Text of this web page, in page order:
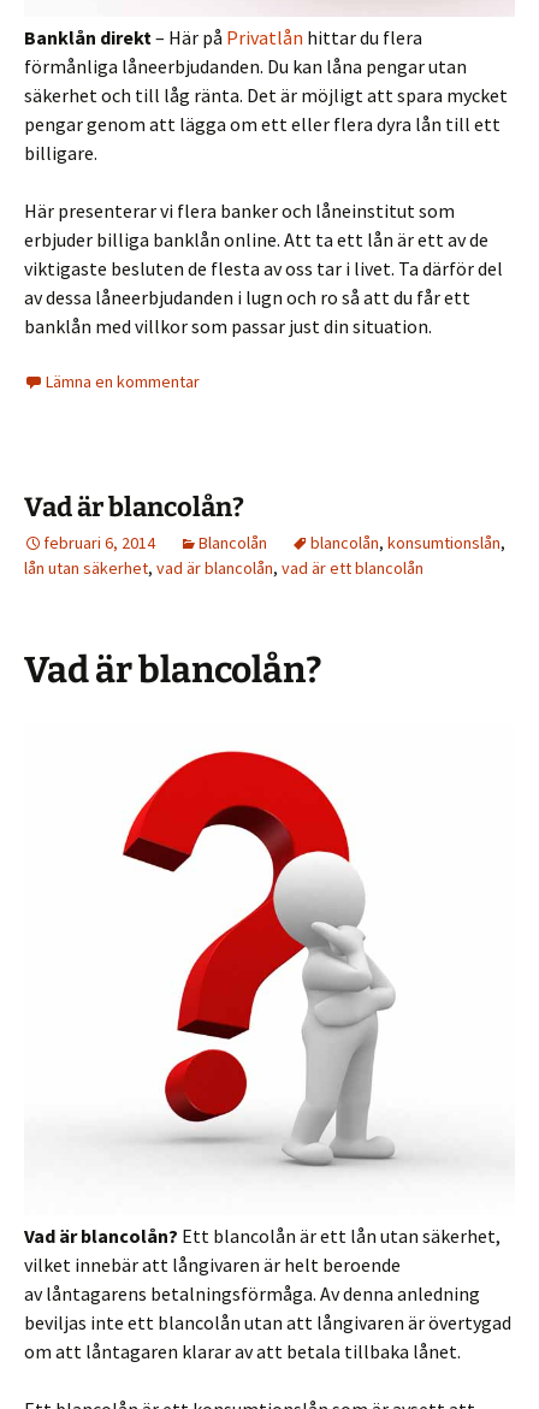
Banklån direkt– Här på Privatlån hittar du flera
förmånliga låneerbjudanden. Du kan låna pengar utan
säkerhet och till låg ränta. Det är möjligt att spara mycket
pengar genom att lägga om ett eller flera dyra lån till ett
billigare.
Här presenterar vi flera banker och låneinstitut som
erbjuder billiga banklån online. Att ta ett lån är ett av de
viktigaste besluten de flesta av oss tar i livet. Ta därför del
av dessa låneerbjudanden i lugn och ro så att du får ett
banklån med villkor som passar just din situation.
Lämna en kommentar
Vad är blancolån?
februari 6, 2014 Blancolån blancolån, konsumtionslån,
lån utan säkerhet, vad är blancolån, vad är ett blancolån
Vad är blancolån?
Vad är blancolån? Ett blancolån är ett lån utan säkerhet,
vilket innebär att långivaren är helt beroende
av låntagarens betalningsförmåga. Av denna anledning
beviljas inte ett blancolån utan att långivaren är övertygad
om att låntagaren klarar av att betala tillbaka lånet.